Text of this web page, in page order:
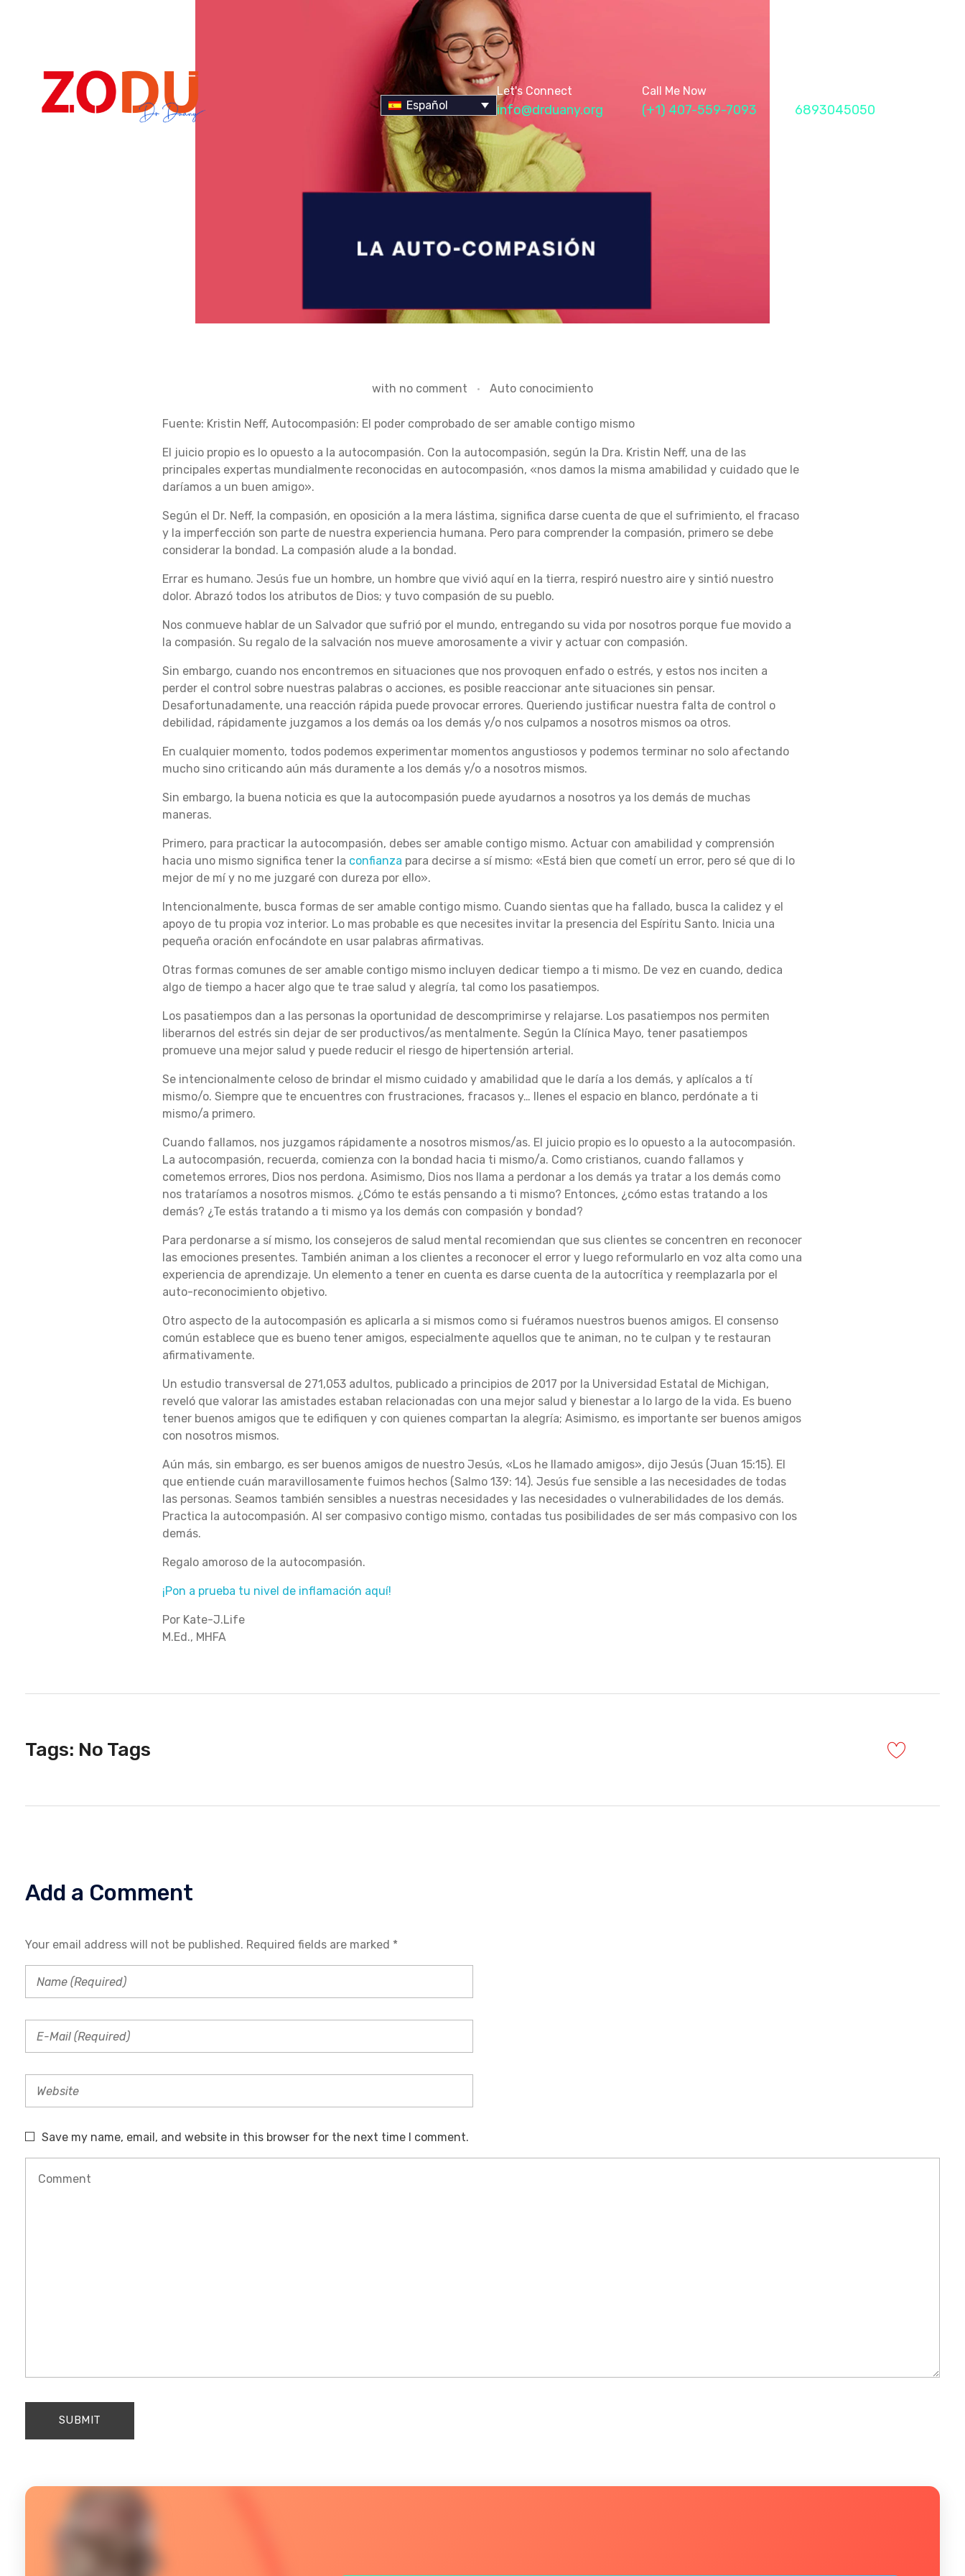
Español
Let's Connect
info@drduany.org
Call Me Now
(+1) 407-559-7093 6893045050
A
A
U
T
O
C
O
M
P
A
S
I
Ó
N
with no comment Auto conocimiento
Fuente: Kristin Neff, Autocompasión: El poder comprobado de ser amable contigo mismo
El juicio propio es lo opuesto a la autocompasión. Con la autocompasión, según la Dra. Kristin Neff, una de las
principales expertas mundialmente reconocidas en autocompasión, «nos damos la misma amabilidad y cuidado que le
daríamos a un buen amigo».
Según el Dr. Neff, la compasión, en oposición a la mera lástima, significa darse cuenta de que el sufrimiento, el fracaso
y la imperfección son parte de nuestra experiencia humana. Pero para comprender la compasión, primero se debe
considerar la bondad. La compasión alude a la bondad.
Errar es humano.Jesús fue un hombre, un hombre que vivió aquí en la tierra, respiró nuestro aire y sintió nuestro
dolor.Abrazó todos los atributos de Dios;y tuvo compasión de su pueblo.
Nos conmueve hablar de un Salvador que sufrió por el mundo, entregando su vida por nosotros porque fue movido a
la compasión.Su regalo de la salvación nos mueve amorosamente a vivir y actuar con compasión.
Sin embargo, cuando nos encontremos en situaciones que nos provoquen enfado o estrés, y estos nos inciten a
perder el control sobre nuestras palabras o acciones, es posible reaccionar ante situaciones sin pensar.
Desafortunadamente, una reacción rápida puede provocar errores. Queriendo justificar nuestra falta de control o
debilidad, rápidamente juzgamos a los demás oa los demás y/o nos culpamos a nosotros mismos oa otros.
En cualquier momento, todos podemos experimentar momentos angustiosos y podemos terminar no solo afectando
mucho sino criticando aún más duramente a los demás y/o a nosotros mismos.
Sin embargo, la buena noticia es que la autocompasión puede ayudarnos a nosotros ya los demás de muchas
maneras.
Primero, para practicar la autocompasión, debes ser amable contigo mismo.Actuar con amabilidad y comprensión
hacia uno mismo significa tener la confianza para decirse a sí mismo: «Está bien que cometí un error, pero sé que di lo
mejor de mí y no me juzgaré con dureza por ello».
Intencionalmente, busca formas de ser amable contigo mismo. Cuando sientas que ha fallado, busca la calidez y el
apoyo de tu propia voz interior. Lo mas probable es que necesites invitar la presencia del Espíritu Santo. Inicia una
pequeña oración enfocándote en usar palabras afirmativas.
Otras formas comunes de ser amable contigo mismo incluyen dedicar tiempo a ti mismo. De vez en cuando, dedica
algo de tiempo a hacer algo que te trae salud y alegría, tal como los pasatiempos.
Los pasatiempos dan a las personas la oportunidad de descomprimirse y relajarse. Los pasatiempos nos permiten
liberarnos del estrés sin dejar de ser productivos/as mentalmente.Según la Clínica Mayo, tener pasatiempos
promueve una mejor salud y puede reducir el riesgo de hipertensión arterial.
Se intencionalmente celoso de brindar el mismo cuidado y amabilidad que le daría a los demás, y aplícalos a tí
mismo/o.Siempre que te encuentres con frustraciones, fracasos y… llenes el espacio en blanco, perdónate a ti
mismo/a primero.
Cuando fallamos, nos juzgamos rápidamente a nosotros mismos/as. El juicio propio es lo opuesto a la autocompasión.
La autocompasión, recuerda, comienza con la bondad hacia ti mismo/a. Como cristianos, cuando fallamos y
cometemos errores, Dios nos perdona.Asimismo, Dios nos llama a perdonar a los demás ya tratar a los demás como
nos trataríamos a nosotros mismos. ¿Cómo te estás pensando a ti mismo? Entonces, ¿cómo estas tratando a los
demás? ¿Te estás tratando a ti mismo ya los demás con compasión y bondad?
Para perdonarse a sí mismo, los consejeros de salud mental recomiendan que sus clientes se concentren en reconocer
las emociones presentes. También animan a los clientes a reconocer el error y luego reformularlo en voz alta como una
experiencia de aprendizaje. Un elemento a tener en cuenta es darse cuenta de la autocrítica y reemplazarla por el
auto-reconocimiento objetivo.
Otro aspecto de la autocompasión es aplicarla a si mismos como si fuéramos nuestros buenos amigos. El consenso
común establece que es bueno tener amigos, especialmente aquellos que te animan, no te culpan y te restauran
afirmativamente.
Un estudio transversal de 271,053 adultos, publicado a principios de 2017 por la Universidad Estatal de Michigan,
reveló que valorar las amistades estaban relacionadas con una mejor salud y bienestar a lo largo de la vida. Es bueno
tener buenos amigos que te edifiquen y con quienes compartan la alegría;Asimismo, es importante ser buenos amigos
con nosotros mismos.
Aún más, sin embargo, es ser buenos amigos de nuestro Jesús, «Los he llamado amigos», dijo Jesús (Juan 15:15). El
que entiende cuán maravillosamente fuimos hechos (Salmo 139: 14).Jesús fue sensible a las necesidades de todas
las personas.Seamos también sensibles a nuestras necesidades y las necesidades o vulnerabilidades de los demás.
Practica la autocompasión.Al ser compasivo contigo mismo, contadas tus posibilidades de ser más compasivo con los
demás.
Regalo amoroso de la autocompasión.
¡Pon a prueba tu nivel de inflamación aquí!
Por Kate-J.Life
M.Ed., MHFA
Tags: No Tags
Add a Comment
Your email address will not be published. Required fields are marked *
Save my name, email, and website in this browser for the next time I comment.